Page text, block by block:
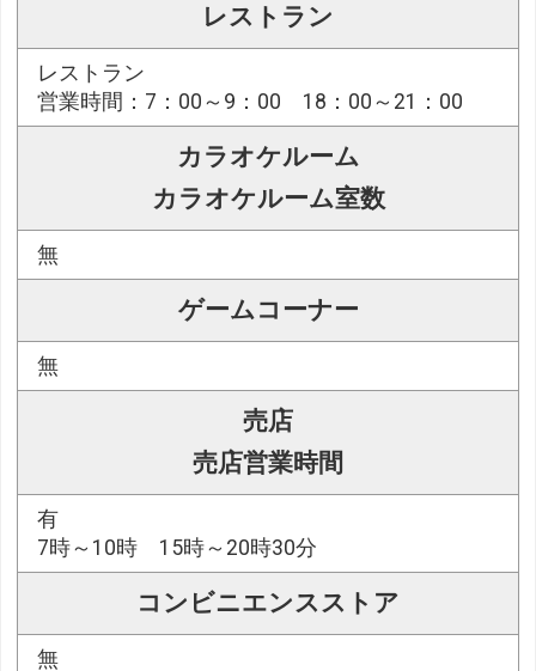
レストラン
レストラン
営業時間：7：00～9：00 18：00～21：00
カラオケルーム
カラオケルーム室数
無
ゲームコーナー
無
売店
売店営業時間
有
7時～10時 15時～20時30分
コンビニエンスストア
無